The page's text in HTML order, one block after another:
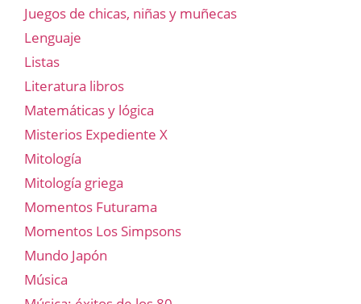
Juegos de chicas, niñas y muñecas
Lenguaje
Listas
Literatura libros
Matemáticas y lógica
Misterios Expediente X
Mitología
Mitología griega
Momentos Futurama
Momentos Los Simpsons
Mundo Japón
Música